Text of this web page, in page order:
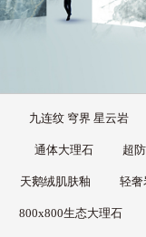
九连纹 穹界 星云岩
通体大理石 超
天鹅绒肌肤釉 轻奢
800x800生态大理石